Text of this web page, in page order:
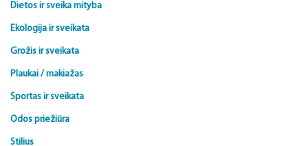
Dietos ir sveika mityba
Ekologija ir sveikata
Grožis ir sveikata
Plaukai / makiažas
Sportas ir sveikata
Odos priežiūra
Stilius